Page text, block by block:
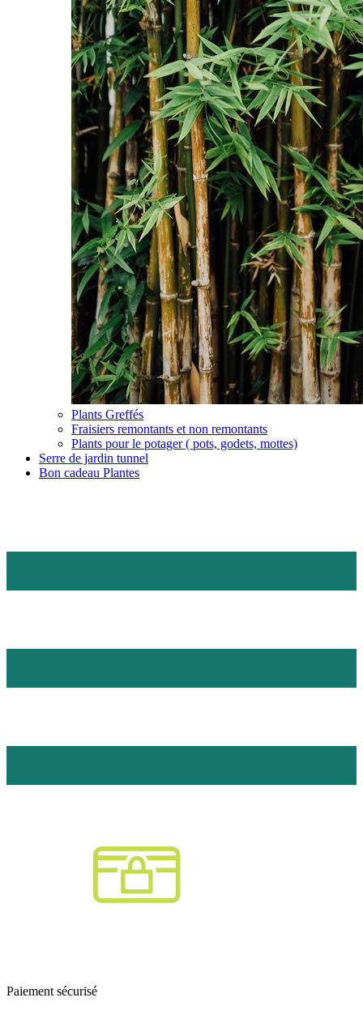
Plants Greffés
Fraisiers remontants et non remontants
Plants pour le potager ( pots, godets, mottes)
Serre de jardin tunnel
Bon cadeau Plantes
Paiement sécurisé